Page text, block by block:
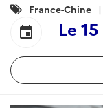
Catégories
:
France-Chine
event Le